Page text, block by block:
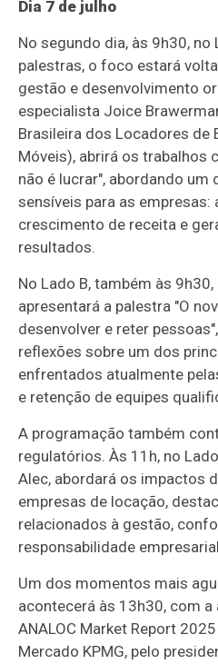
Dia 7 de julho
No segundo dia, às 9h30, no
palestras, o foco estará
gestão e desenvolvimento
especialista Joice
Brasileira dos Locadores de
Móveis), abrirá os trabalhos
não é lucrar", abordando um
sensíveis para as empresas:
crescimento de receita e
resultados.
No Lado B, também às
apresentará a palestra "O
desenvolver e reter
reflexões sobre um dos
enfrentados atualmente
e retenção de equipes
A programação também
regulatórios. Às 11h, no
Alec, abordará os impactos
empresas de locação,
relacionados à gestão,
responsabilidade
Um dos momentos mais
acontecerá às 13h30, com a
ANALOC Market Report
Mercado KPMG, pelo